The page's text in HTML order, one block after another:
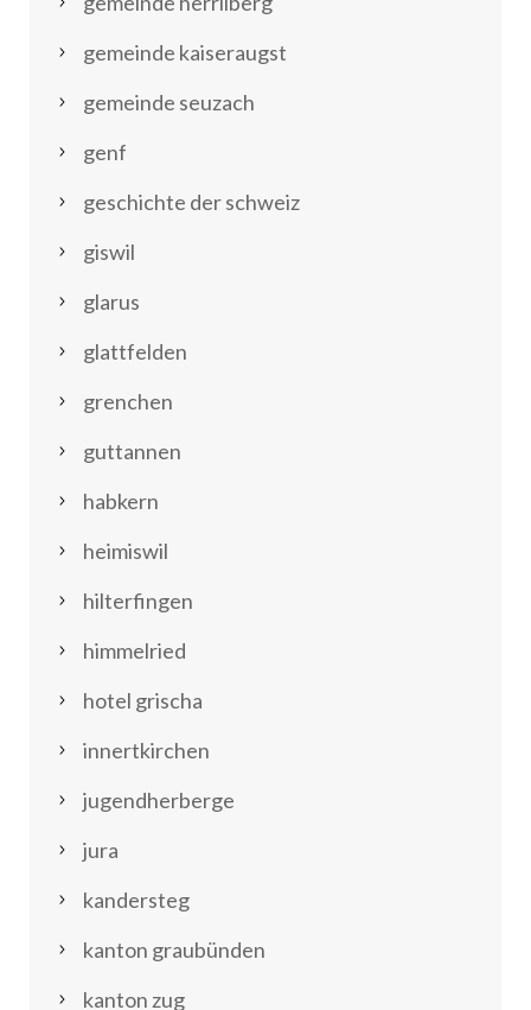
gemeinde kaiseraugst
gemeinde seuzach
genf
geschichte der schweiz
giswil
glarus
glattfelden
grenchen
guttannen
habkern
heimiswil
hilterfingen
himmelried
hotel grischa
innertkirchen
jugendherberge
jura
kandersteg
kanton graubünden
kanton zug